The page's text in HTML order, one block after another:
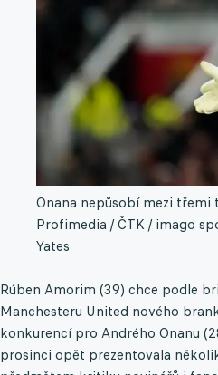
Onana nepůsobí mezi třemi
Profimedia / ČTK / imago
Yates
Rúben Amorim (39) chce podle
Manchesteru United nového
konkurencí pro Andrého Onanu
prosinci opět prezentovala